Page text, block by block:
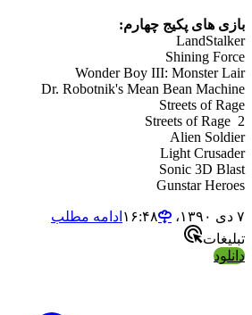
بازی های پکیج چهارم:
LandStalker
Shining Force
Wonder Boy III: Monster Lair
Dr. Robotnik's Mean Bean Machine
Streets of Rage
Streets of Rage 2
Alien Soldier
Light Crusader
Sonic 3D Blast
Gunstar Heroes
۷ دی ۱۳۹۰،‏ ۱۶:۴۸
ادامه مطلب
تبلیغات
دانلود